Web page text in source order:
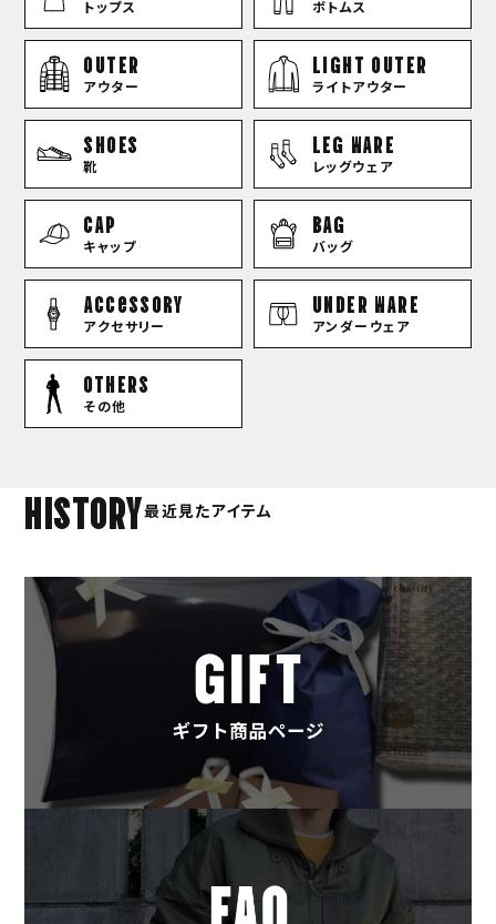
トップス ボトムス
OUTER
アウター
LIGHT OUTER
ライトアウター
SHOES
靴
LEG WARE
レッグウェア
CAP
キャップ
BAG
バッグ
Accessory
アクセサリー
UNDER WARE
アンダーウェア
OTHERS
その他
HISTORY最近見たアイテム